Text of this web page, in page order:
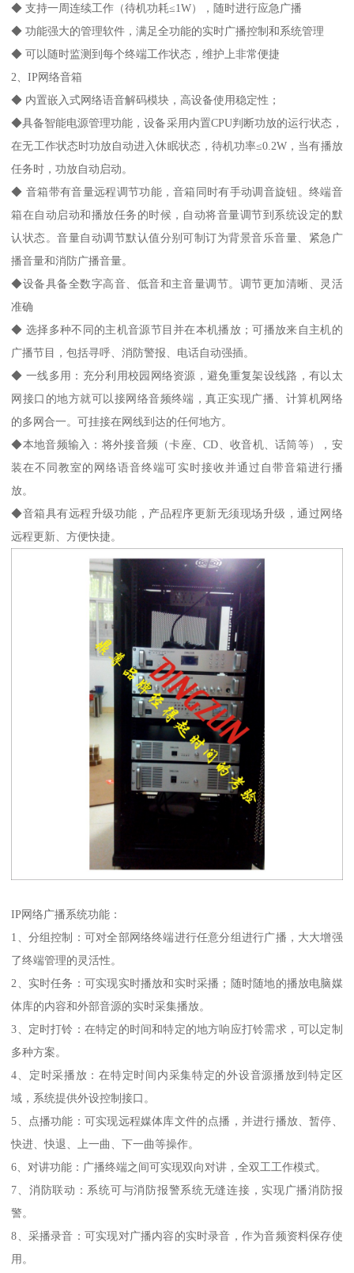
◆ 支持一周连续工作（待机功耗≤1W），随时进行应急广播
◆ 功能强大的管理软件，满足全功能的实时广播控制和系统管理
◆ 可以随时监测到每个终端工作状态，维护上非常便捷
2、IP网络音箱
◆ 内置嵌入式网络语音解码模块，高设备使用稳定性；
◆具备智能电源管理功能，设备采用内置CPU判断功放的运行状态，
在无工作状态时功放自动进入休眠状态，待机功率≤0.2W，当有播放
任务时，功放自动启动。
◆ 音箱带有音量远程调节功能，音箱同时有手动调音旋钮。终端音
箱在自动启动和播放任务的时候，自动将音量调节到系统设定的默
认状态。音量自动调节默认值分别可制订为背景音乐音量、紧急广
播音量和消防广播音量。
◆设备具备全数字高音、低音和主音量调节。调节更加清晰、灵活
准确
◆ 选择多种不同的主机音源节目并在本机播放；可播放来自主机的
广播节目，包括寻呼、消防警报、电话自动强插。
◆ 一线多用：充分利用校园网络资源，避免重复架设线路，有以太
网接口的地方就可以接网络音频终端，真正实现广播、计算机网络
的多网合一。可挂接在网线到达的任何地方。
◆本地音频输入：将外接音频（卡座、CD、收音机、话筒等），安
装在不同教室的网络语音终端可实时接收并通过自带音箱进行播
放。
◆音箱具有远程升级功能，产品程序更新无须现场升级，通过网络
远程更新、方便快捷。
IP网络广播系统功能：
1、分组控制：可对全部网络终端进行任意分组进行广播，大大增强
了终端管理的灵活性。
2、实时任务：可实现实时播放和实时采播；随时随地的播放电脑媒
体库的内容和外部音源的实时采集播放。
3、定时打铃：在特定的时间和特定的地方响应打铃需求，可以定制
多种方案。
4、定时采播放：在特定时间内采集特定的外设音源播放到特定区
域，系统提供外设控制接口。
5、点播功能：可实现远程媒体库文件的点播，并进行播放、暂停、
快进、快退、上一曲、下一曲等操作。
6、对讲功能：广播终端之间可实现双向对讲，全双工工作模式。
7、消防联动：系统可与消防报警系统无缝连接，实现广播消防报
警。
8、采播录音：可实现对广播内容的实时录音，作为音频资料保存使
用。